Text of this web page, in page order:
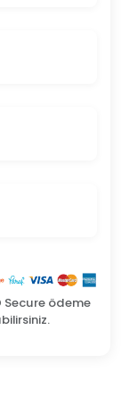
Secure ödeme